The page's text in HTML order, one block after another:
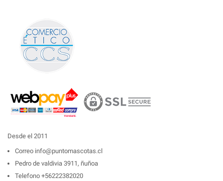
Desde el 2011
Correo info@puntomascotas.cl
Pedro de valdivia 3911, ñuñoa
Telefono +56222382020